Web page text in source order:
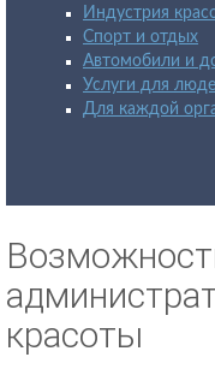
Индустрия
Спорт и отдых
Автомобили и
Услуги для
Для каждой
красоты